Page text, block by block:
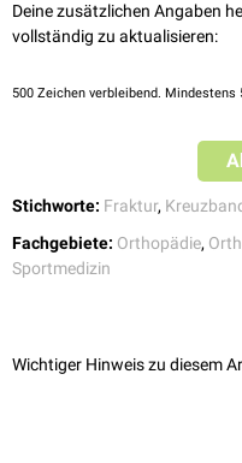
Deine zusätzlichen Angaben
vollständig zu aktualisieren:
500 Zeichen verbleibend. Mindestens
Stichworte: Fraktur,
Fachgebiete: Orthopädie,
Sportmedizin
Wichtiger Hinweis zu diesem